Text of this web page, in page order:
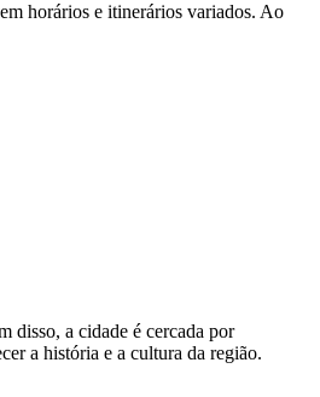
horários e itinerários variados. Ao
disso, a cidade é cercada por
a história e a cultura da região.